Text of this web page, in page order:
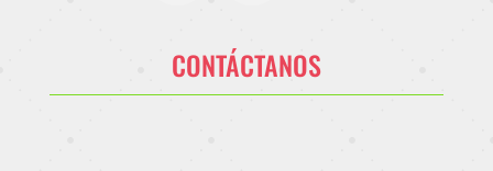
CONTÁCTANOS